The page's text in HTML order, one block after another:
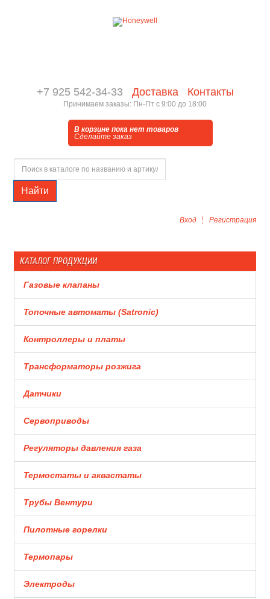
+7 925 542-34-33 Доставка Контакты
Принимаем заказы: Пн-Пт с 9:00 до 18:00
В корзине пока нет товаров
Сделайте заказ
Найти
Вход Регистрация
КАТАЛОГ ПРОДУКЦИИ
Газовые клапаны
Топочные автоматы (Satronic)
Контроллеры и платы
Трансформаторы розжига
Датчики
Сервоприводы
Регуляторы давления газа
Термостаты и аквастаты
Трубы Вентури
Пилотные горелки
Термопары
Электроды